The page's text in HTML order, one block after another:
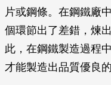
片或鋼條。在鋼鐵廠
個環節出了差錯，煉
此，在鋼鐵製造過程
才能製造出品質優良的